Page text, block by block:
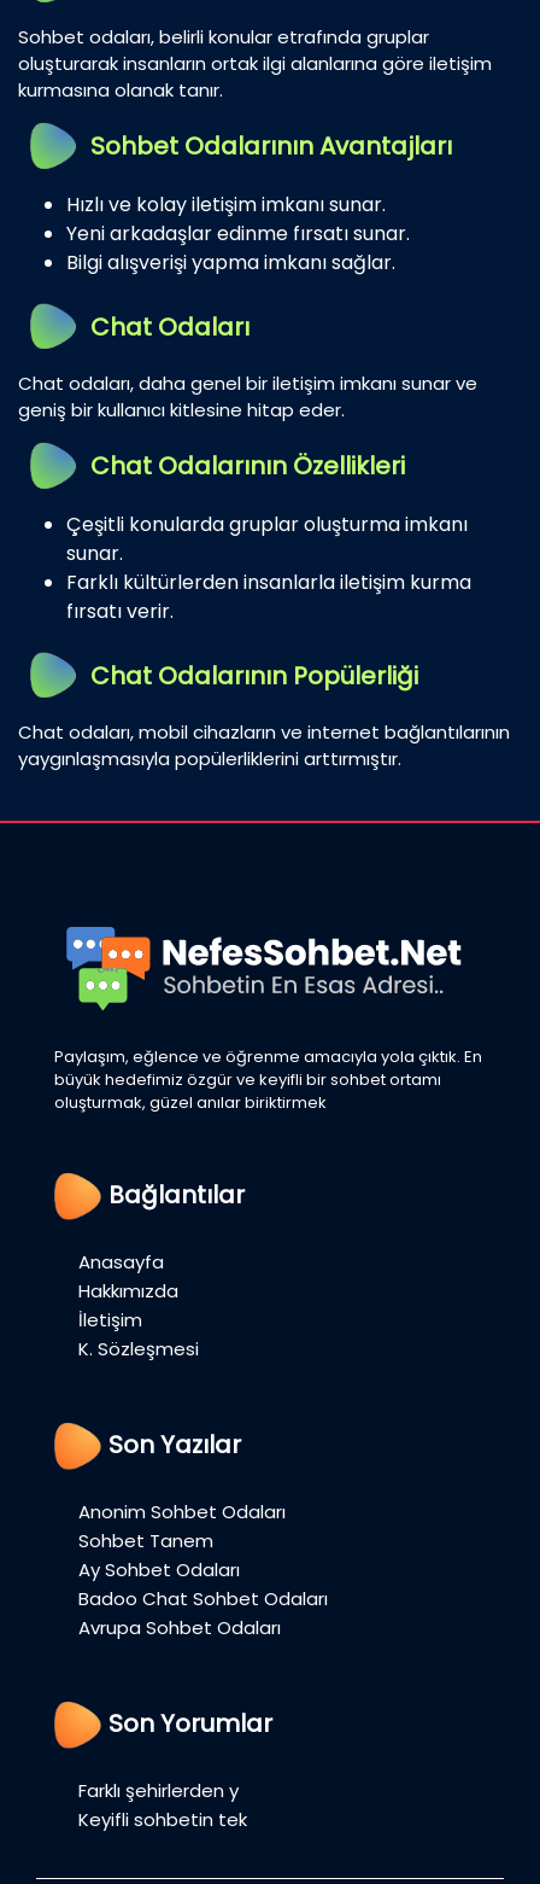
Sohbet odaları, belirli konular etrafında gruplar
oluşturarak insanların ortak ilgi alanlarına göre iletişim
kurmasına olanak tanır.
Sohbet Odalarının Avantajları
Hızlı ve kolay iletişim imkanı sunar.
Yeni arkadaşlar edinme fırsatı sunar.
Bilgi alışverişi yapma imkanı sağlar.
Chat Odaları
Chat odaları, daha genel bir iletişim imkanı sunar ve
geniş bir kullanıcı kitlesine hitap eder.
Chat Odalarının Özellikleri
Çeşitli konularda gruplar oluşturma imkanı
sunar.
Farklı kültürlerden insanlarla iletişim kurma
fırsatı verir.
Chat Odalarının Popülerliği
Chat odaları, mobil cihazların ve internet bağlantılarının
yaygınlaşmasıyla popülerliklerini arttırmıştır.
Paylaşım, eğlence ve öğrenme amacıyla yola çıktık. En
büyük hedefimiz özgür ve keyifli bir sohbet ortamı
oluşturmak, güzel anılar biriktirmek
Bağlantılar
Anasayfa
Hakkımızda
İletişim
K. Sözleşmesi
Son Yazılar
Anonim Sohbet Odaları
Sohbet Tanem
Ay Sohbet Odaları
Badoo Chat Sohbet Odaları
Avrupa Sohbet Odaları
Son Yorumlar
Farklı şehirlerden y
Keyifli sohbetin tek